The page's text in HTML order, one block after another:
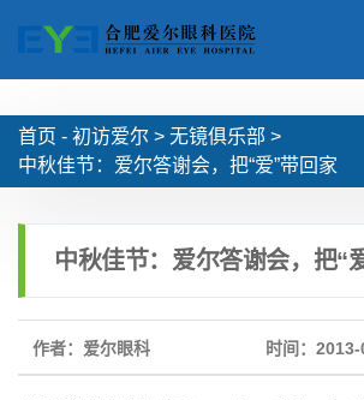
首页 - 初访爱尔 > 无镜俱乐部 >
中秋佳节：爱尔答谢会，把“爱”带回家
中秋佳节：爱尔答谢会，把“
作者：爱尔眼科 时间：